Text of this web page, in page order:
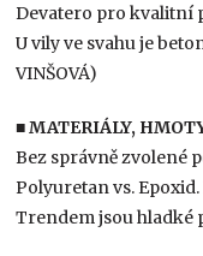
Devatero pro kvalitní
U vily ve svahu je
VINŠOVÁ)
■MATERIÁLY,
Bez správně zvolené
Polyuretan vs.
Trendem jsou hladké